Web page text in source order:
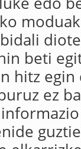
beti
hitz egin
ez